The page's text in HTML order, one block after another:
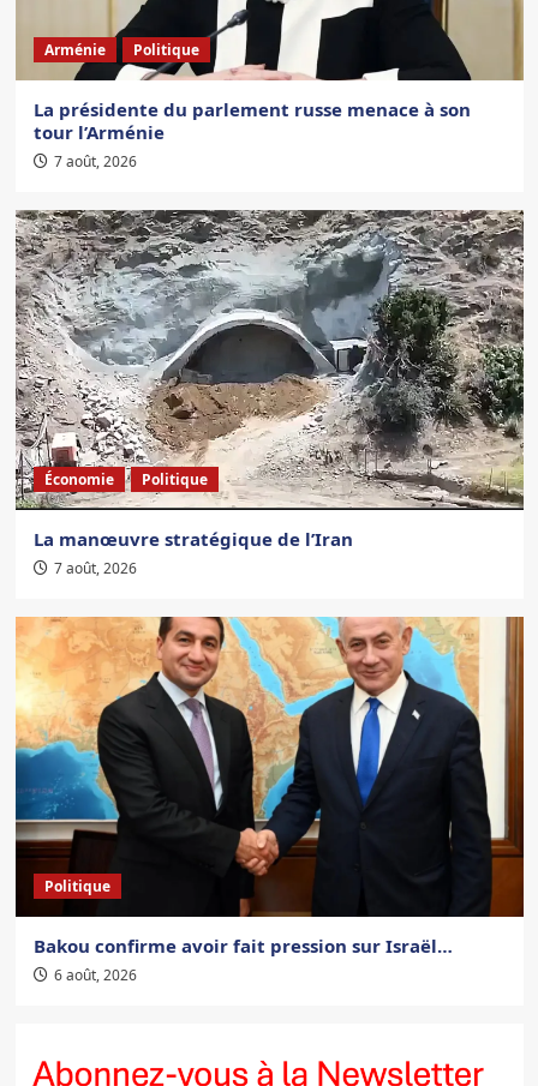
Arménie Politique
La présidente du parlement russe menace à son
tour l’Arménie
7 août, 2026
Économie Politique
La manœuvre stratégique de l’Iran
7 août, 2026
Politique
Bakou confirme avoir fait pression sur Israël…
6 août, 2026